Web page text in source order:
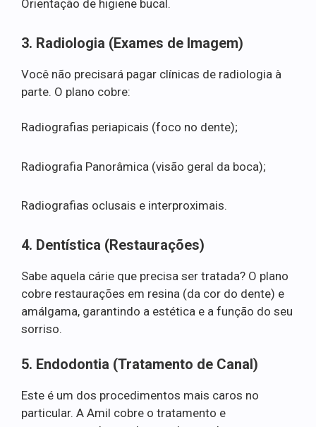
Orientação de higiene bucal.
3. Radiologia (Exames de Imagem)
Você não precisará pagar clínicas de radiologia à
parte. O plano cobre:
Radiografias periapicais (foco no dente);
Radiografia Panorâmica (visão geral da boca);
Radiografias oclusais e interproximais.
4. Dentística (Restaurações)
Sabe aquela cárie que precisa ser tratada? O plano
cobre restaurações em resina (da cor do dente) e
amálgama, garantindo a estética e a função do seu
sorriso.
5. Endodontia (Tratamento de Canal)
Este é um dos procedimentos mais caros no
particular. A Amil cobre o tratamento e